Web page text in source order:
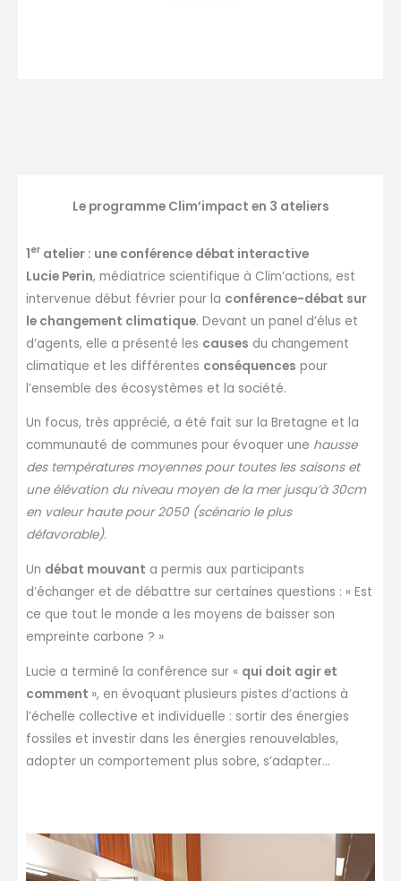
Le programme Clim’impact en 3 ateliers
1er atelier : une conférence débat interactive
Lucie Perin, médiatrice scientifique à Clim’actions, est
intervenue début février pour la conférence-débat sur
le changement climatique. Devant un panel d’élus et
d’agents, elle a présenté les causes du changement
climatique et les différentes conséquences pour
l’ensemble des écosystèmes et la société.
Un focus, très apprécié, a été fait sur la Bretagne et la
communauté de communes pour évoquer une hausse
des températures moyennes pour toutes les saisons et
une élévation du niveau moyen de la mer jusqu’à 30cm
en valeur haute pour 2050 (scénario le plus
défavorable).
Un débat mouvant a permis aux participants
d’échanger et de débattre sur certaines questions : « Est
ce que tout le monde a les moyens de baisser son
empreinte carbone ? »
Lucie a terminé la conférence sur « qui doit agir et
comment », en évoquant plusieurs pistes d’actions à
l’échelle collective et individuelle : sortir des énergies
fossiles et investir dans les énergies renouvelables,
adopter un comportement plus sobre, s’adapter…